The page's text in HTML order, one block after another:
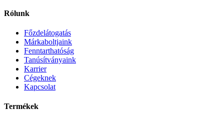
Rólunk
Főzdelátogatás
Márkaboltjaink
Fenntarthatóság
Tanúsítványaink
Karrier
Cégeknek
Kapcsolat
Termékek